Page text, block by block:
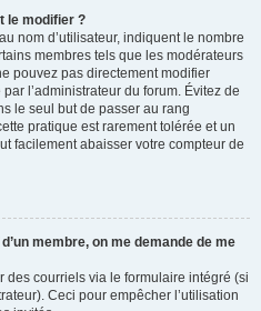
le modifier ?
nom d’utilisateur, indiquent le nombre
membres tels que les modérateurs
pouvez pas directement modifier
l’administrateur du forum. Évitez de
le seul but de passer au rang
pratique est rarement tolérée et un
facilement abaisser votre compteur de
d’un membre, on me demande de me
des courriels via le formulaire intégré (si
Ceci pour empêcher l’utilisation